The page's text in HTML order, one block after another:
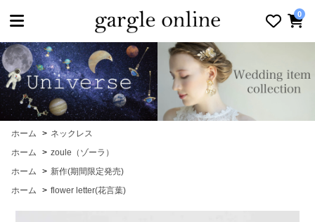
0
ホーム > ネックレス
ホーム
> zoule（ゾーラ）
ホーム
> 新作(期間限定発売)
ホーム
> flower letter(花言葉)